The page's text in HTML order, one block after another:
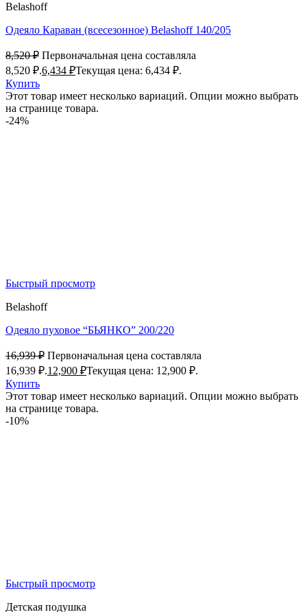
Belashoff
Одеяло Караван (всесезонное) Belashoff 140/205
8,520₽ Первоначальная цена составляла
8,520 ₽.6,434 ₽Текущая цена: 6,434 ₽.
Купить
Этот товар имеет несколько вариаций. Опции можно выбрать
на странице товара.
-24%
Быстрый просмотр
Belashoff
Одеяло пуховое “БЬЯНКО” 200/220
16,939₽ Первоначальная цена составляла
16,939 ₽.12,900 ₽Текущая цена: 12,900 ₽.
Купить
Этот товар имеет несколько вариаций. Опции можно выбрать
на странице товара.
-10%
Быстрый просмотр
Детская подушка